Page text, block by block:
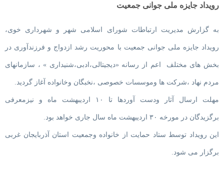
رویداد جایزه ملی جوانی جمعیت
به گزارش مدیریت ارتباطات شورای اسلامی شهر و شهرداری خوی،
رویداد جایزه ملی جوانی جمعیت با محوریت رشد ازدواج و فرزندآوری در
بخش های مختلف اعم از رسانه «دیجیتالی،ادبی،شنیداری » ، سازمانهای
مردم نهاد ،شرکت ها وموسسات خصوصی ،نخبگان وخانواده آغاز گردید.
مهلت ارسال آثار ودست آوردها تا ۱۰ اردیبهشت ماه و نیزمعرفی
برگزیدگان در مورخه ۳۰ اردیبهشت ماه سال جاری خواهد بود.
این رویداد توسط ستاد حمایت از خانواده وجمعیت استان آذربایجان غربی
برگزار می شود.